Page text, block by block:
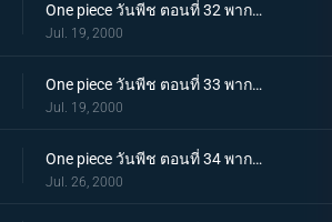
One piece วันพีช ตอนที่ 32 พากย์ไทย นางมารร้ายแห่งหมู่บ้านโคโคยาชิ เสนาธิการสาวของอารอง
Jul. 19, 2000
One piece วันพีช ตอนที่ 33 พากย์ไทย อุซปตายเหรอ!? แล้วลูฟี่ยังไม่มาอีกเหรอ?
Jul. 19, 2000
One piece วันพีช ตอนที่ 34 พากย์ไทย รวมพลครบทีม! ความจริงของนามิจากปากอุซป
Jul. 26, 2000